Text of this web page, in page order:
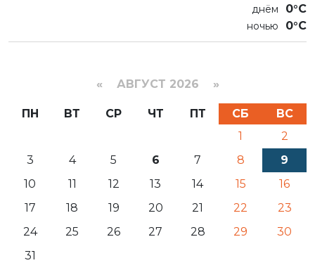
0°C
0°C
« АВГУСТ 2026 »
ПН ВТ СР ЧТ ПТ СБ
ВС
1
2
3
4 5 6 7 8
9
10
11 12 13 14 15
16
17
18 19 20 21 22
23
24
25 26 27 28 29
30
31